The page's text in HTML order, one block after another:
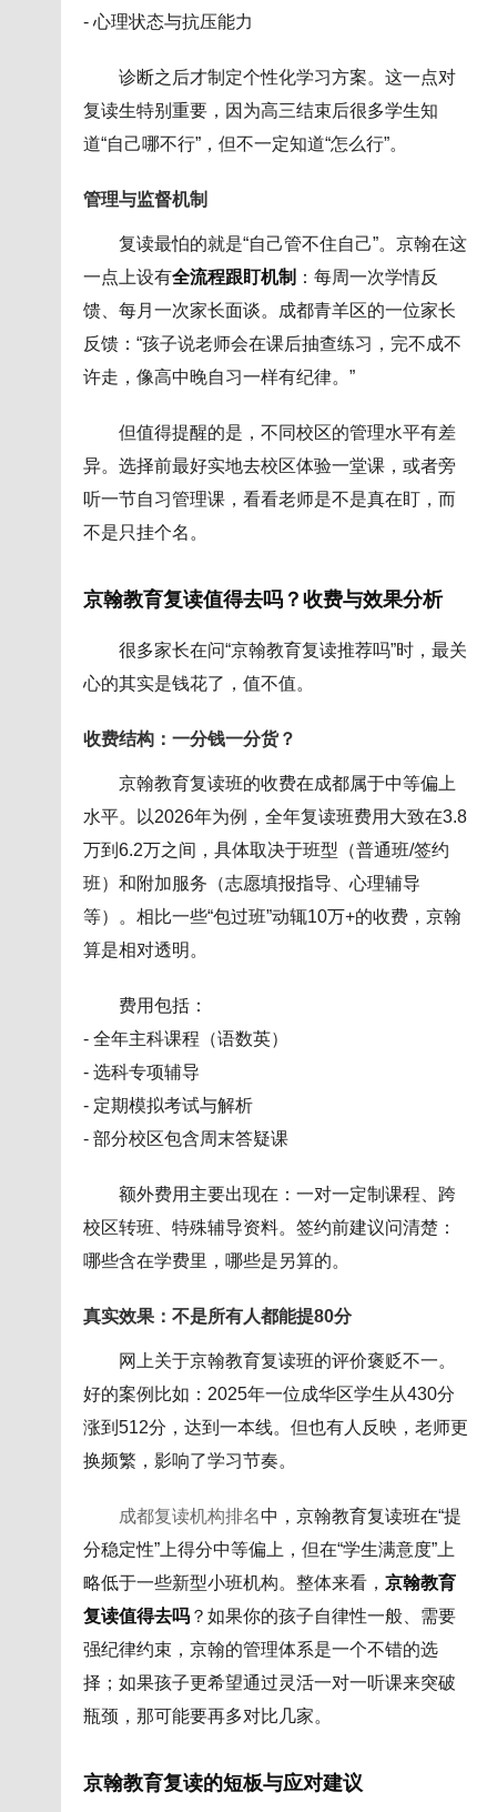
- 心理状态与抗压能力
诊断之后才制定个性化学习方案。这一点对
复读生特别重要，因为高三结束后很多学生知
道“自己哪不行”，但不一定知道“怎么行”。
管理与监督机制
复读最怕的就是“自己管不住自己”。京翰在这
一点上设有全流程跟盯机制 ：每周一次学情反
馈、每月一次家长面谈。成都青羊区的一位家长
反馈：“孩子说老师会在课后抽查练习，完不成不
许走，像高中晚自习一样有纪律。”
但值得提醒的是，不同校区的管理水平有差
异。选择前最好实地去校区体验一堂课，或者旁
听一节自习管理课，看看老师是不是真在盯，而
不是只挂个名。
京翰教育复读值得去吗？收费与效果分析
很多家长在问“京翰教育复读推荐吗”时，最关
心的其实是钱花了，值不值。
收费结构：一分钱一分货？
京翰教育复读班的收费在成都属于中等偏上
水平。以2026年为例，全年复读班费用大致在3.8
万到6.2万之间，具体取决于班型（普通班/签约
班）和附加服务（志愿填报指导、心理辅导
等）。相比一些“包过班”动辄10万+的收费，京翰
算是相对透明。
费用包括：
- 全年主科课程（语数英）
- 选科专项辅导
- 定期模拟考试与解析
- 部分校区包含周末答疑课
额外费用主要出现在：一对一定制课程、跨
校区转班、特殊辅导资料。签约前建议问清楚：
哪些含在学费里，哪些是另算的。
真实效果：不是所有人都能提80分
网上关于京翰教育复读班的评价褒贬不一。
好的案例比如：2025年一位成华区学生从430分
涨到512分，达到一本线。但也有人反映，老师更
换频繁，影响了学习节奏。
成都复读机构排名中，京翰教育复读班在“提
分稳定性”上得分中等偏上，但在“学生满意度”上
略低于一些新型小班机构。整体来看， 京翰教育
复读值得去吗？如果你的孩子自律性一般、需要
强纪律约束，京翰的管理体系是一个不错的选
择；如果孩子更希望通过灵活一对一听课来突破
瓶颈，那可能要再多对比几家。
京翰教育复读的短板与应对建议